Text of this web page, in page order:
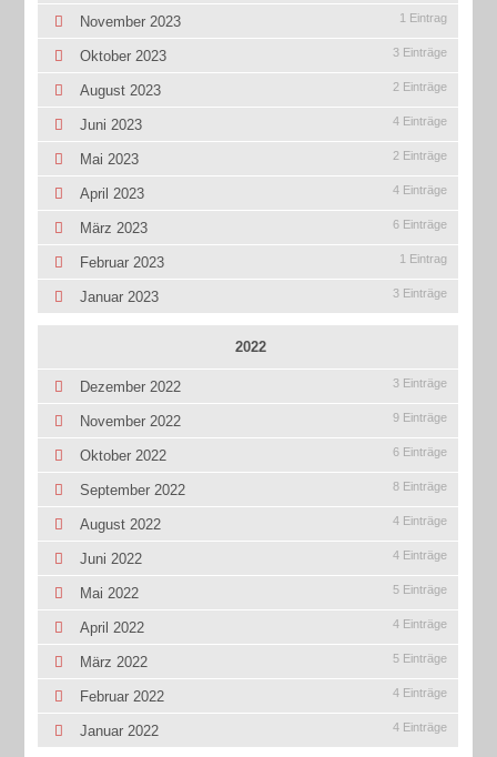
November 2023 1 Eintrag
Oktober 2023 3 Einträge
August 2023 2 Einträge
Juni 2023 4 Einträge
Mai 2023 2 Einträge
April 2023 4 Einträge
März 2023 6 Einträge
Februar 2023 1 Eintrag
Januar 2023 3 Einträge
2022
Dezember 2022 3 Einträge
November 2022 9 Einträge
Oktober 2022 6 Einträge
September 2022 8 Einträge
August 2022 4 Einträge
Juni 2022 4 Einträge
Mai 2022 5 Einträge
April 2022 4 Einträge
März 2022 5 Einträge
Februar 2022 4 Einträge
Januar 2022 4 Einträge